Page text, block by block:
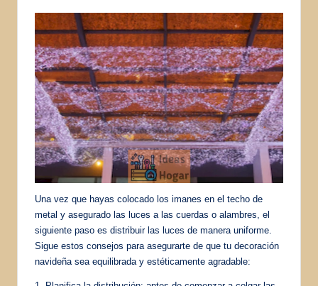
Una vez que hayas colocado los imanes en el techo de
metal y asegurado las luces a las cuerdas o alambres, el
siguiente paso es distribuir las luces de manera uniforme.
Sigue estos consejos para asegurarte de que tu decoración
navideña sea equilibrada y estéticamente agradable: